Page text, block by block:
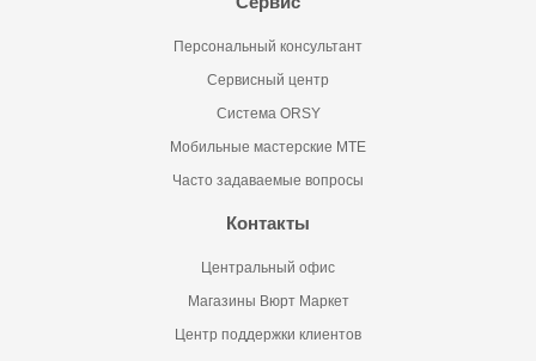
Персональный консультант
Сервисный центр
Система ORSY
Мобильные мастерские MTE
Часто задаваемые вопросы
Контакты
Центральный офис
Магазины Вюрт Маркет
Центр поддержки клиентов